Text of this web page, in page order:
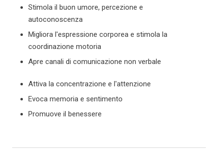
Stimola il buon umore, percezione e
autoconoscenza
Migliora l'espressione corporea e stimola la
coordinazione motoria
Apre canali di comunicazione non verbale
Attiva la concentrazione e l'attenzione
Evoca memoria e sentimento
Promuove il benessere